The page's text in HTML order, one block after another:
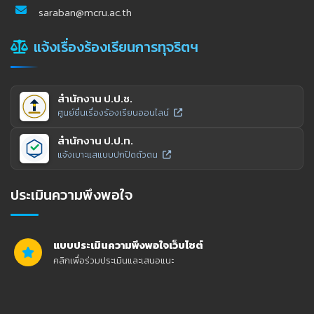
saraban@mcru.ac.th
แจ้งเรื่องร้องเรียนการทุจริตฯ
สำนักงาน ป.ป.ช.
ศูนย์ยื่นเรื่องร้องเรียนออนไลน์
สำนักงาน ป.ป.ท.
แจ้งเบาะแสแบบปกปิดตัวตน
ประเมินความพึงพอใจ
แบบประเมินความพึงพอใจเว็บไซต์
คลิกเพื่อร่วมประเมินและเสนอแนะ